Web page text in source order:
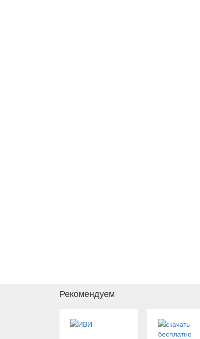
Рекомендуем